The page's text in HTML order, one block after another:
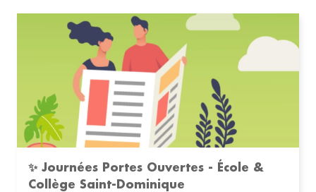
✨ Journées Portes Ouvertes - École &
Collège Saint-Dominique